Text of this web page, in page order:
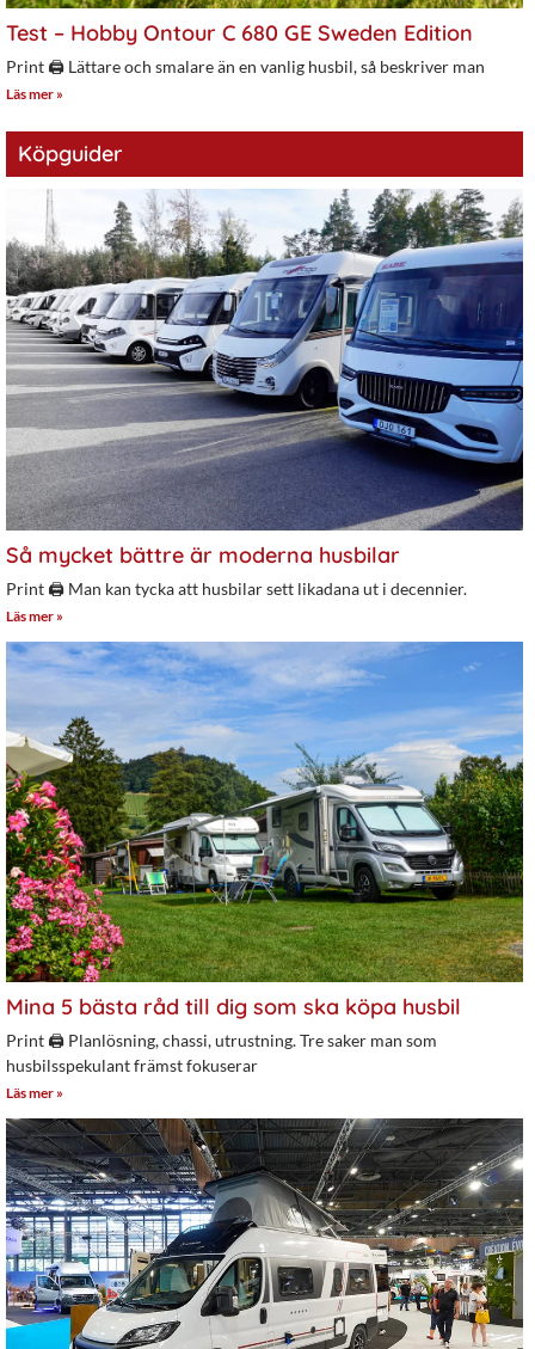
Test – Hobby Ontour C 680 GE Sweden Edition
Print 🖨 Lättare och smalare än en vanlig husbil, så beskriver man
Läs mer »
Köpguider
Så mycket bättre är moderna husbilar
Print 🖨 Man kan tycka att husbilar sett likadana ut i decennier.
Läs mer »
Mina 5 bästa råd till dig som ska köpa husbil
Print 🖨 Planlösning, chassi, utrustning. Tre saker man som
husbilsspekulant främst fokuserar
Läs mer »